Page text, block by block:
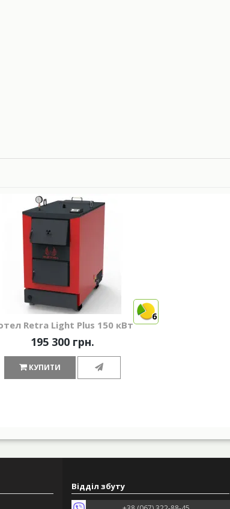
6
Retra Light Plus 150 кВт
195 300 грн.
КУПИТИ
Відділ збуту